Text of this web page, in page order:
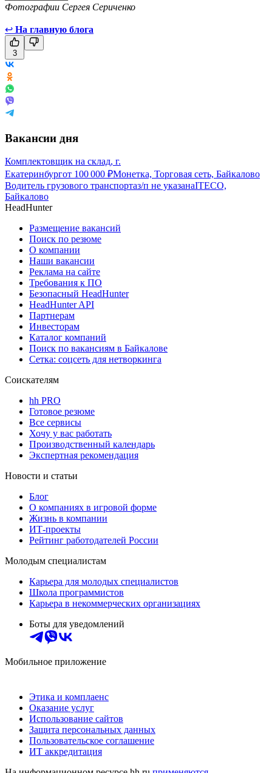
Фотографии Сергея Сериченко
↩ На главную блога
3
Вакансии дня
Комплектовщик на склад, г.
Екатеринбургот 100 000 ₽Монетка, Торговая сеть, Байкалово
Водитель грузового транспортаз/п не указанаITECO,
Байкалово
HeadHunter
Размещение вакансий
Поиск по резюме
О компании
Наши вакансии
Реклама на сайте
Требования к ПО
Безопасный HeadHunter
HeadHunter API
Партнерам
Инвесторам
Каталог компаний
Поиск по вакансиям в Байкалове
Сетка: соцсеть для нетворкинга
Соискателям
hh PRO
Готовое резюме
Все сервисы
Хочу у вас работать
Производственный календарь
Экспертная рекомендация
Новости и статьи
Блог
О компаниях в игровой форме
Жизнь в компании
ИТ-проекты
Рейтинг работодателей России
Молодым специалистам
Карьера для молодых специалистов
Школа программистов
Карьера в некоммерческих организациях
Боты для уведомлений
Мобильное приложение
Этика и комплаенс
Оказание услуг
Использование сайтов
Защита персональных данных
Пользовательское соглашение
ИТ аккредитация